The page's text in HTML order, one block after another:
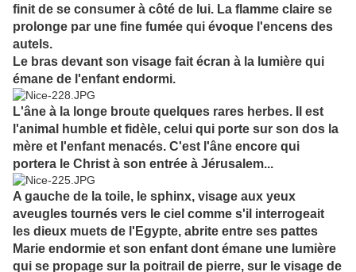
finit de se consumer à côté de lui. La flamme claire se
prolonge par une fine fumée qui évoque l'encens des
autels.
Le bras devant son visage fait écran à la lumière qui
émane de l'enfant endormi.
L'âne à la longe broute quelques rares herbes. Il est
l'animal humble et fidèle, celui qui porte sur son dos la
mère et l'enfant menacés. C'est l'âne encore qui
portera le Christ à son entrée à Jérusalem...
A gauche de la toile, le sphinx, visage aux yeux
aveugles tournés vers le ciel comme s'il interrogeait
les dieux muets de l'Egypte, abrite entre ses pattes
Marie endormie et son enfant dont émane une lumière
qui se propage sur la poitrail de pierre, sur le visage de